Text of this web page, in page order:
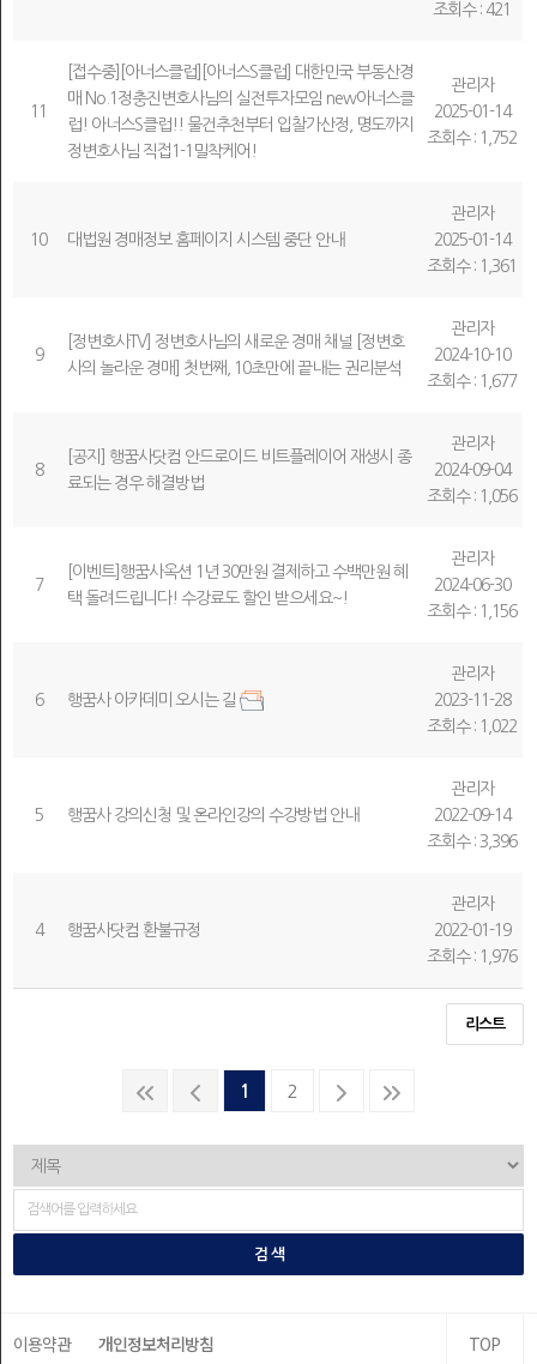
조회수 : 421
11
[접수중][아너스클럽][아너스S클럽] 대한민국 부동산경
매 No.1정충진변호사님의 실전투자모임 new아너스클
럽! 아너스S클럽!! 물건추천부터 입찰가산정, 명도까지
정변호사님 직접1-1밀착케어!
관리자
2025-01-14
조회수 : 1,752
10 대법원 경매정보 홈페이지 시스템 중단 안내
관리자
2025-01-14
조회수 : 1,361
9
[정변호사TV] 정변호사님의 새로운 경매 채널 [정변호
사의 놀라운 경매] 첫번째, 10초만에 끝내는 권리분석
관리자
2024-10-10
조회수 : 1,677
8
[공지] 행꿈사닷컴 안드로이드 비트플레이어 재생시 종
료되는 경우 해결방법
관리자
2024-09-04
조회수 : 1,056
7
[이벤트]행꿈사옥션 1년 30만원 결제하고 수백만원 혜
택 돌려드립니다! 수강료도 할인 받으세요~!
관리자
2024-06-30
조회수 : 1,156
6 행꿈사 아카데미 오시는 길
관리자
2023-11-28
조회수 : 1,022
5 행꿈사 강의신청 및 온라인강의 수강방법 안내
관리자
2022-09-14
조회수 : 3,396
4 행꿈사닷컴 환불규정
관리자
2022-01-19
조회수 : 1,976
리스트
1 2
검 색
이용약관 개인정보처리방침 TOP